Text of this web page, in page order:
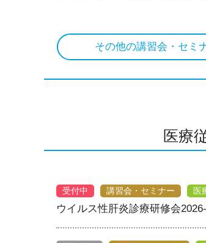
その他の講習会・セミ
医療
受付中 講習会・セミナー 医
ウイルス性肝炎診療研修会